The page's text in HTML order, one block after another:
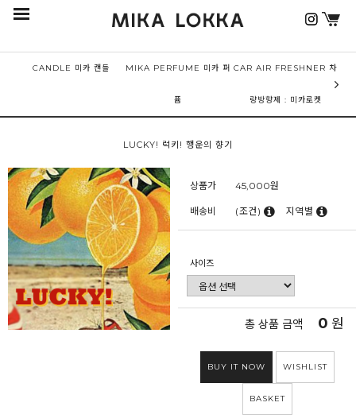
CANDLE 미카 캔들 MIKA PERFUME 미카 퍼
퓸
CAR AIR FRESHNER 차
량방향제 : 미카로켓
LUCKY! 럭키! 행운의 향기
상품가 45,000원
배송비 (조건) 지역별
사이즈
총 상품 금액 0 원
BUY IT NOW WISHLIST
BASKET